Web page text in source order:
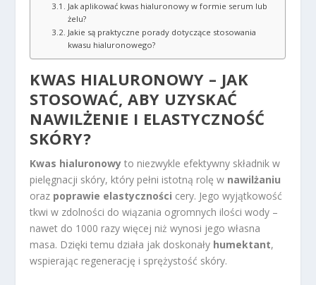
Jak aplikować kwas hialuronowy w formie serum lub
żelu?
Jakie są praktyczne porady dotyczące stosowania
kwasu hialuronowego?
KWAS HIALURONOWY – JAK
STOSOWAĆ, ABY UZYSKAĆ
NAWILŻENIE I ELASTYCZNOŚĆ
SKÓRY?
Kwas hialuronowy to niezwykle efektywny składnik w
pielęgnacji skóry, który pełni istotną rolę w nawilżaniu
oraz poprawie elastyczności cery. Jego wyjątkowość
tkwi w zdolności do wiązania ogromnych ilości wody –
nawet do 1000 razy więcej niż wynosi jego własna
masa. Dzięki temu działa jak doskonały humektant,
wspierając regenerację i sprężystość skóry.